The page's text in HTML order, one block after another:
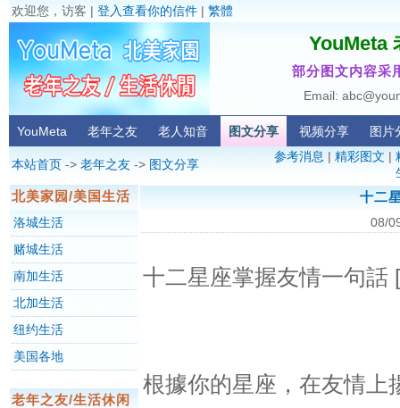
欢迎您，访客 | 登入查看你的信件 | 繁體
YouMeta
部分图文内容采
Email:
YouMeta 老年之友 老人知音 图文分享 视频分享 图片
本站首页 -> 老年之友 -> 图文分享
参考消息 | 精彩图文 |
北美家园/美国生活
洛城生活
赌城生活
南加生活
北加生活
纽约生活
美国各地
老年之友/生活休闲
十二
08/
十二星座掌握友情一句話
根據你的星座，在友情上